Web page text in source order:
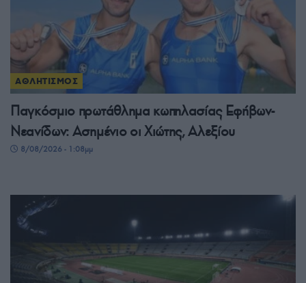
ΑΘΛΗΤΙΣΜΟΣ
Παγκόσμιο πρωτάθλημα κωπηλασίας Εφήβων-
Νεανίδων: Ασημένιο οι Χιώτης, Αλεξίου
8/08/2026 - 1:08μμ